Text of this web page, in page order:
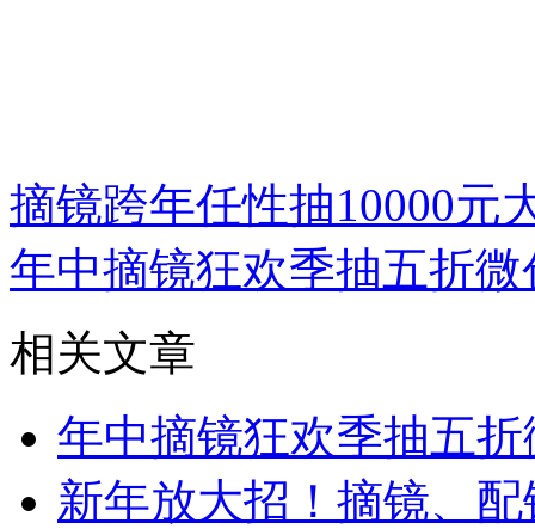
摘镜跨年任性抽10000元
年中摘镜狂欢季抽五折
相关文章
年中摘镜狂欢季抽五
新年放大招！摘镜、